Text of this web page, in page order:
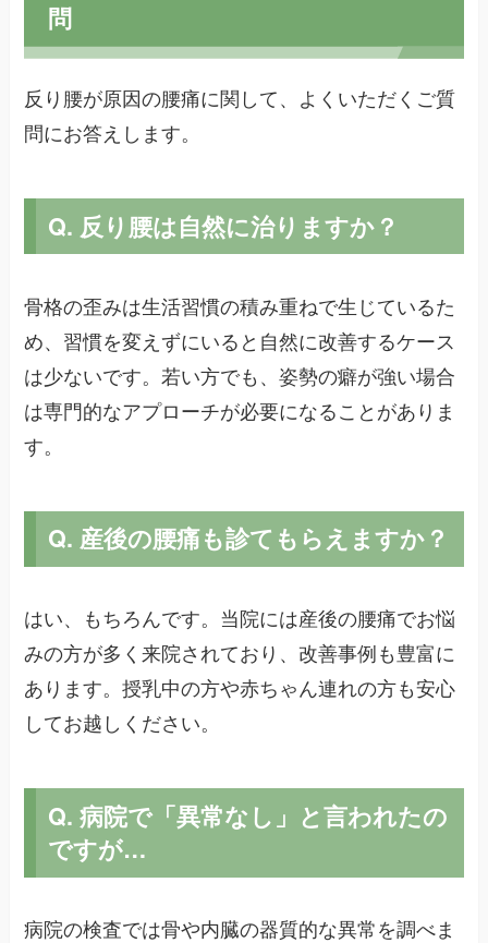
問
反り腰が原因の腰痛に関して、よくいただくご質
問にお答えします。
Q. 反り腰は自然に治りますか？
骨格の歪みは生活習慣の積み重ねで生じているた
め、習慣を変えずにいると自然に改善するケース
は少ないです。若い方でも、姿勢の癖が強い場合
は専門的なアプローチが必要になることがありま
す。
Q. 産後の腰痛も診てもらえますか？
はい、もちろんです。当院には産後の腰痛でお悩
みの方が多く来院されており、改善事例も豊富に
あります。授乳中の方や赤ちゃん連れの方も安心
してお越しください。
Q. 病院で「異常なし」と言われたの
ですが…
病院の検査では骨や内臓の器質的な異常を調べま